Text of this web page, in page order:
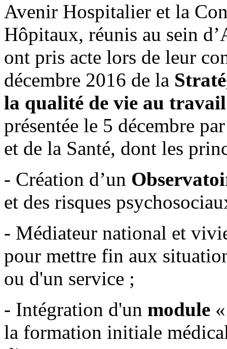
Avenir Hospitalier et la
Hôpitaux, réunis au sein
ont pris acte lors de leur
décembre 2016 de la
la qualité de vie au travail
présentée le 5 décembre
et de la Santé, dont les
- Création d’un
et des risques
- Médiateur national et
pour mettre fin aux
ou d'un service ;
- Intégration d'un module
la formation initiale